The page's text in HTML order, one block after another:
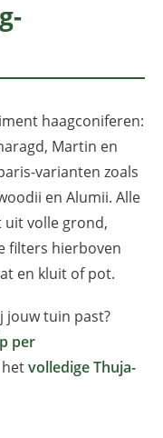
haagconiferen:
Martin en
varianten zoals
en Alumii. Alle
uit volle grond,
filters hierboven
en kluit of pot.
jouw tuin past?
per
volledige Thuja-